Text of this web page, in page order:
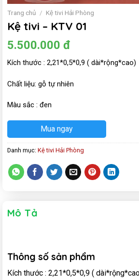
Trang chủ / Kệ tivi Hải Phòng
Kệ tivi – KTV 01
5.500.000 đ
Kích thước : 2,21*0,5*0,9 ( dài*rộng*cao)
Chất liệu: gỗ tự nhiên
Màu sắc : đen
Mua ngay
Danh mục: Kệ tivi Hải Phòng
Mô Tả
Thông số sản phẩm
Kích thước : 2,21*0,5*0,9 (